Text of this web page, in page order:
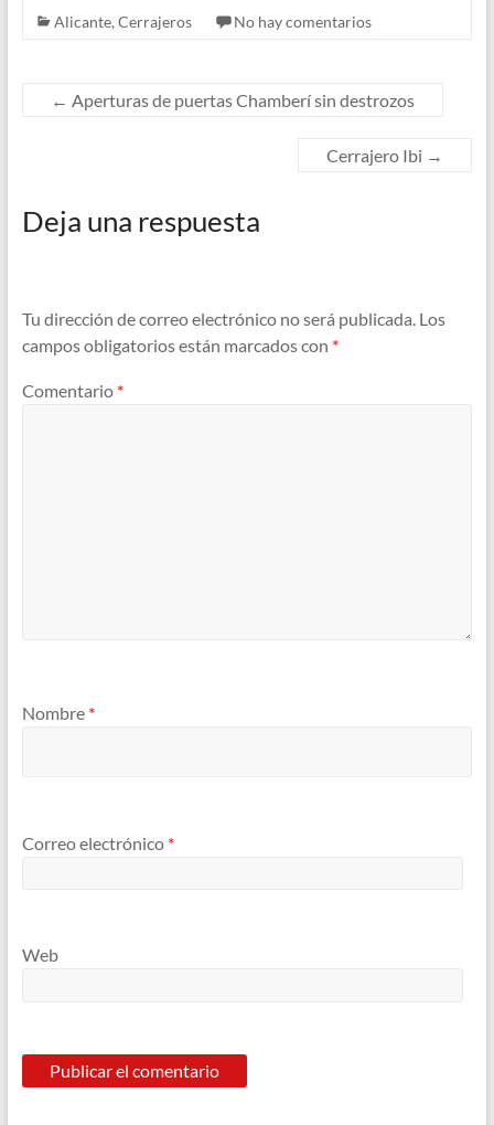
Alicante,Cerrajeros No hay comentarios
← Aperturas de puertas Chamberí sin destrozos
Cerrajero Ibi →
Deja una respuesta
Tu dirección de correo electrónico no será publicada. Los
campos obligatorios están marcados con *
Comentario *
Nombre *
Correo electrónico *
Web